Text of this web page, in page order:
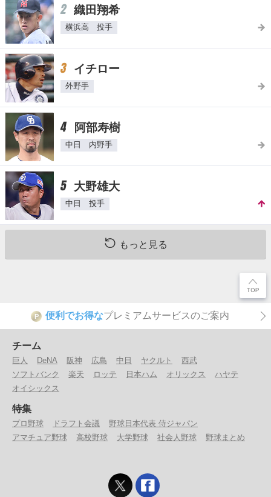
2 織田翔希
横浜高 投手
3 イチロー
外野手
4 阿部寿樹
中日 内野手
5 大野雄大
中日 投手
もっと見る
P 便利でお得なプレミアムサービスのご案内
チーム
巨人 DeNA 阪神 広島 中日 ヤクルト
西武
ソフトバンク
楽天 ロッテ 日本ハム オリックス
ハヤテ
オイシックス
特集
プロ野球 ドラフト会議
野球日本代表 侍ジャパン
アマチュア野球
高校野球 大学野球 社会人野球 野球まとめ